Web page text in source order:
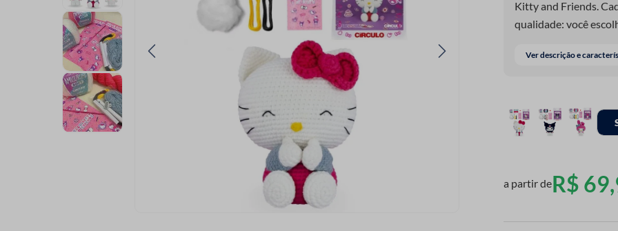
Kitty and Friends.
qualidade: você
toque macio e
adesivos exclusiva e
e vídeo, para te guiar
Ver descrição e
a partir deR$ 69,
fita cetim